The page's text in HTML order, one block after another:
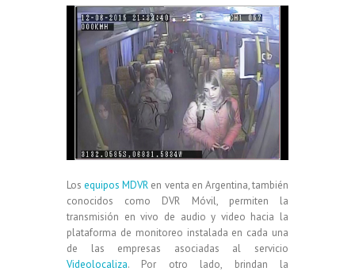
Losequipos MDVR en venta en Argentina, también
conocidos como DVR Móvil, permiten la
transmisión en vivo de audio y video hacia la
plataforma de monitoreo instalada en cada una
de las empresas asociadas al servicio
Videolocaliza. Por otro lado, brindan la